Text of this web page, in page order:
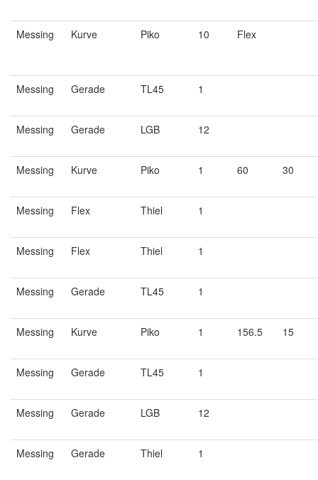
Messing Kurve Piko 10 Flex
Messing Gerade TL45 1
Messing Gerade LGB 12
Messing Kurve Piko 1 60 30
Messing Flex Thiel 1
Messing Flex Thiel 1
Messing Gerade TL45 1
Messing Kurve Piko 1 156.5 15
Messing Gerade TL45 1
Messing Gerade LGB 12
Messing Gerade Thiel 1